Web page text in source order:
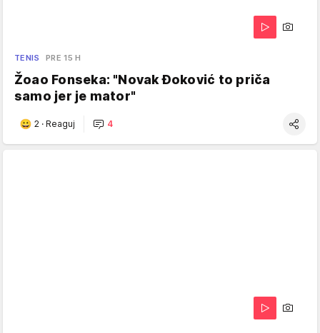
TENIS PRE 15 H
Žoao Fonseka: "Novak Đoković to priča
samo jer je mator"
2 · Reaguj 4